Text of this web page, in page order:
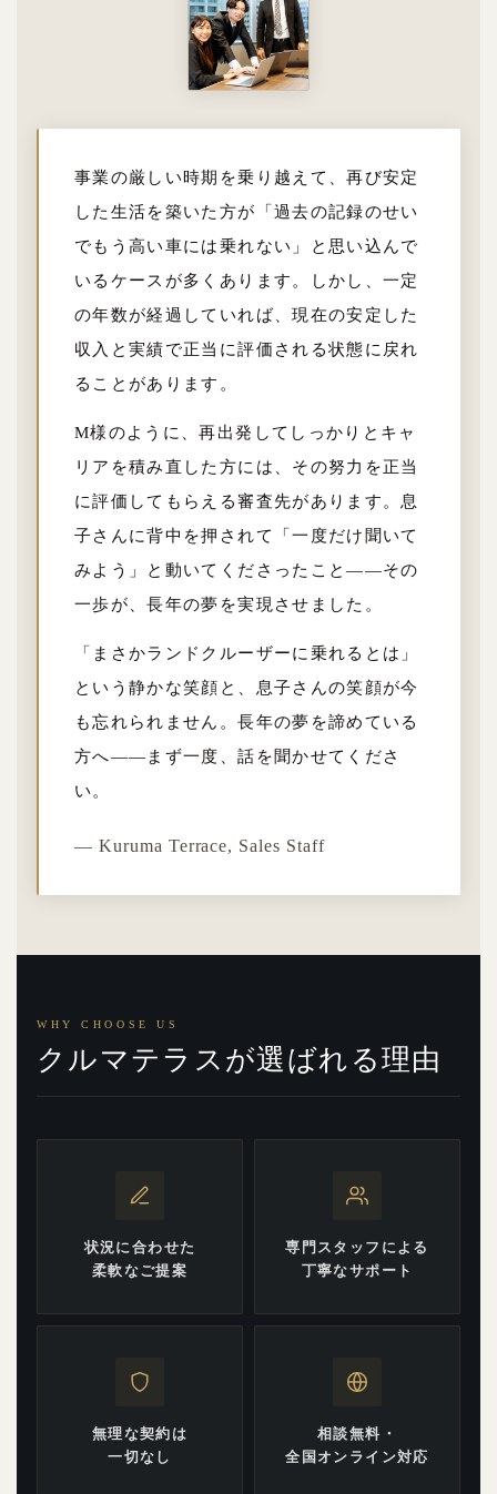
事業の厳しい時期を乗り越えて、再び安定
した生活を築いた方が「過去の記録のせい
でもう高い車には乗れない」と思い込んで
いるケースが多くあります。しかし、一定
の年数が経過していれば、現在の安定した
収入と実績で正当に評価される状態に戻れ
ることがあります。
M様のように、再出発してしっかりとキャ
リアを積み直した方には、その努力を正当
に評価してもらえる審査先があります。息
子さんに背中を押されて「一度だけ聞いて
みよう」と動いてくださったこと——その
一歩が、長年の夢を実現させました。
「まさかランドクルーザーに乗れるとは」
という静かな笑顔と、息子さんの笑顔が今
も忘れられません。長年の夢を諦めている
方へ——まず一度、話を聞かせてくださ
い。
— Kuruma Terrace, Sales Staff
WHY CHOOSE US
クルマテラスが選ばれる理由
状況に合わせた
柔軟なご提案
専門スタッフによる
丁寧なサポート
無理な契約は
一切なし
相談無料・
全国オンライン対応